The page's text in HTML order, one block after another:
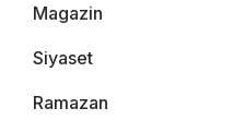
Magazin
Siyaset
Ramazan